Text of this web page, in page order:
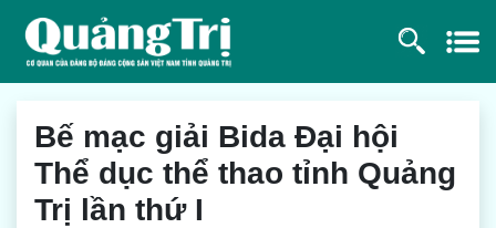
Bế mạc giải Bida Đại hội
Thể dục thể thao tỉnh Quảng
Trị lần thứ I